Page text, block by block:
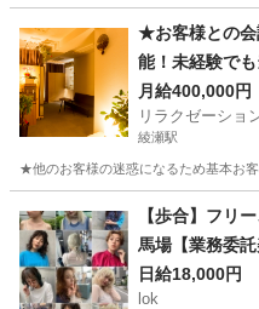
★お客様との
能！未経験で
須で安心！
月給400,000円
リラクゼーショ
綾瀬駅
★他のお客様の迷惑になるため基本お
綾瀬駅 リラ
【歩合】フリ
馬場【業務委
イリスト募集
日給18,000円
lok